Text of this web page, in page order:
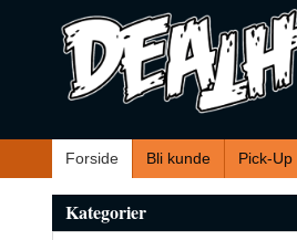
innholdet
Forside Bli kunde Pick-Up
Kategorier